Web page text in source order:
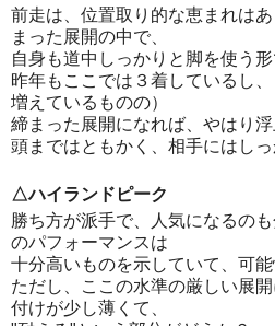
前走は、位置取り的な恵まれは
まった展開の中で、
自身も道中しっかりと脚を使う形
昨年もここでは３着しているし
増えているものの）
締まった展開になれば、やはり浮
頭まではともかく、相手にはしっ
△ハイランドピーク
勝ち方が派手で、人気になるの
のパフォーマンスは
十分高いものを示していて、可能
ただし、ここの水準の厳しい展
付けが少し薄くて、